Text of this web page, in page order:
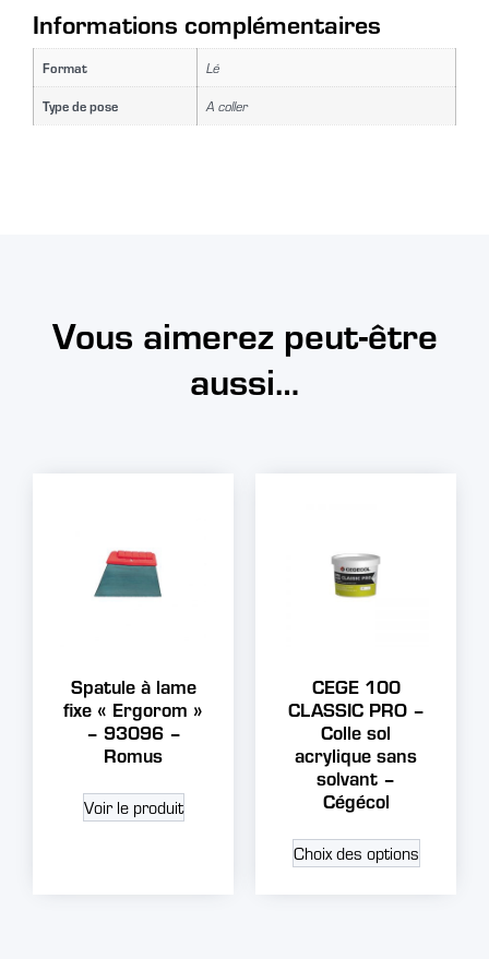
Informations complémentaires
Format Lé
Type de pose A coller
Vous aimerez peut-être
aussi…
Spatule à lame
fixe « Ergorom »
– 93096 –
Romus
Voir le produit
CEGE 100
CLASSIC PRO –
Colle sol
acrylique sans
solvant –
Cégécol
Choix des options